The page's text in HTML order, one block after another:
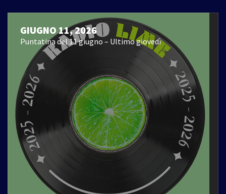
GIUGNO 11, 2026
Puntatina del 11 giugno – Ultimo giovedì